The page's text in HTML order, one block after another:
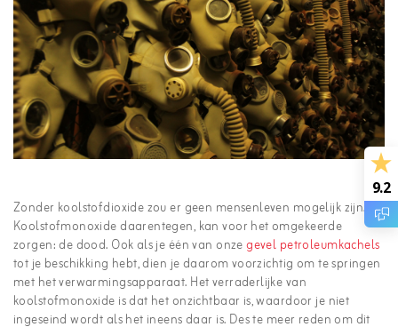
Zonder koolstofdioxide zou er geen mensenleven mogelijk zijn.
Koolstofmonoxide daarentegen, kan voor het omgekeerde
zorgen: de dood. Ook als je één van onzegevel petroleumkachels
tot je beschikking hebt, dien je daarom voorzichtig om te springen
met het verwarmingsapparaat. Het verraderlijke van
koolstofmonoxide is dat het onzichtbaar is, waardoor je niet
ingeseind wordt als het ineens daar is. Des te meer reden om dit
9.2